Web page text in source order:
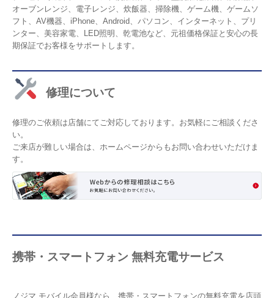
オーブンレンジ、電子レンジ、炊飯器、掃除機、ゲーム機、ゲームソ
フト、AV機器、iPhone、Android、パソコン、インターネット、プリ
ンター、美容家電、LED照明、乾電池など、元祖価格保証と安心の長
期保証でお客様をサポートします。
修理について
修理のご依頼は店舗にてご対応しております。お気軽にご相談くださ
い。
ご来店が難しい場合は、ホームページからもお問い合わせいただけま
す。
携帯・スマートフォン 無料充電サービス
ノジマ モバイル会員様なら、携帯・スマートフォンの無料充電を店頭